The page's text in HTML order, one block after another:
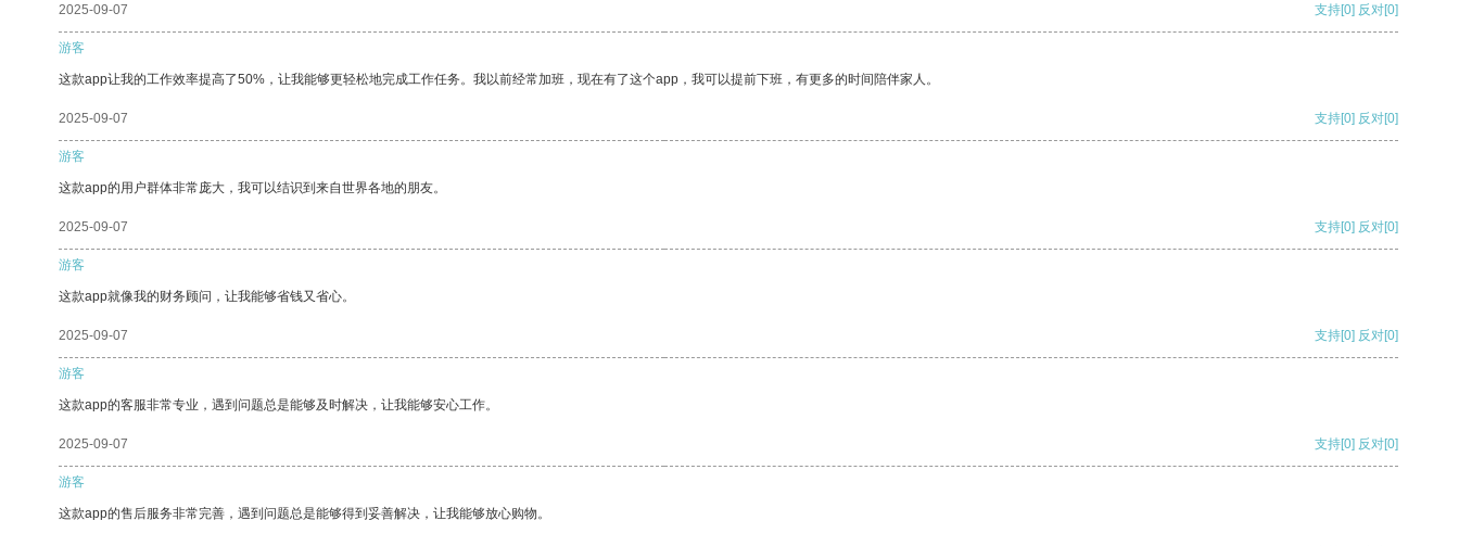
2025-09-07 支持[0] 反对[0]
游客
这款app让我的工作效率提高了50%，让我能够更轻松地完成工作任务。我以前经常加班，现在有了这个app，我可以提前下班，有更多的时间陪伴家人。
2025-09-07 支持[0] 反对[0]
游客
这款app的用户群体非常庞大，我可以结识到来自世界各地的朋友。
2025-09-07 支持[0] 反对[0]
游客
这款app就像我的财务顾问，让我能够省钱又省心。
2025-09-07 支持[0] 反对[0]
游客
这款app的客服非常专业，遇到问题总是能够及时解决，让我能够安心工作。
2025-09-07 支持[0] 反对[0]
游客
这款app的售后服务非常完善，遇到问题总是能够得到妥善解决，让我能够放心购物。